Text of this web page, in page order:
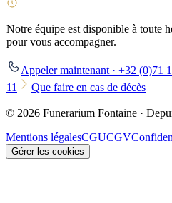
Notre équipe est disponible à toute
pour vous accompagner.
Appeler maintenant · +32 (0)71
11
Que faire en cas de décès
© 2026 Funerarium Fontaine ·
Mentions légalesCGUCGV
Gérer les cookies